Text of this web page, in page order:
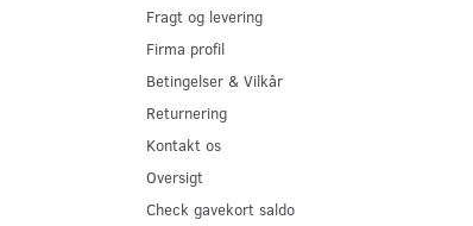
Fragt og levering
Firma profil
Betingelser & Vilkår
Returnering
Kontakt os
Oversigt
Check gavekort saldo